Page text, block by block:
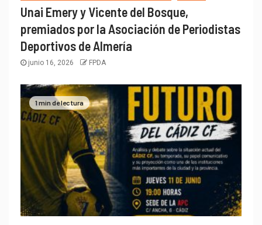
Unai Emery y Vicente del Bosque,
premiados por la Asociación de Periodistas
Deportivos de Almería
junio 16, 2026 FPDA
1 min de lectura